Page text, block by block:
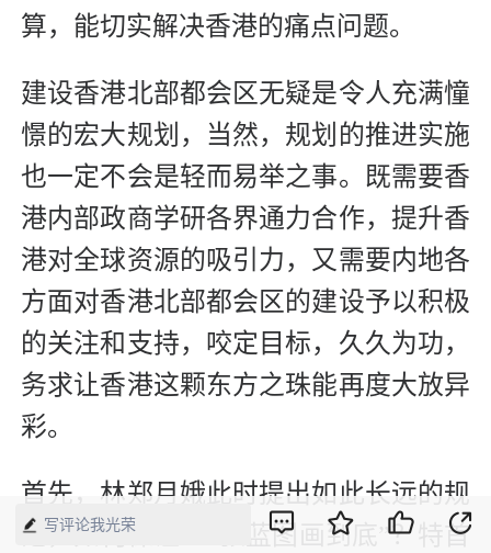
算，能切实解决香港的痛点问题。
建设香港北部都会区无疑是令人充满憧
憬的宏大规划，当然，规划的推进实施
也一定不会是轻而易举之事。既需要香
港内部政商学研各界通力合作，提升香
港对全球资源的吸引力，又需要内地各
方面对香港北部都会区的建设予以积极
的关注和支持，咬定目标，久久为功，
务求让香港这颗东方之珠能再度大放异
彩。
首先，林郑月娥此时提出如此长远的规
范，如何保证“一张蓝图画到底”？特首
写评论我光荣